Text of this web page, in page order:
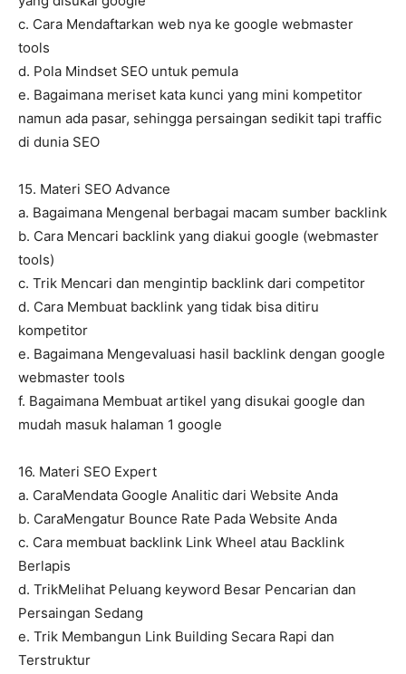
c. Cara Mendaftarkan web nya ke google webmaster
tools
d. Pola Mindset SEO untuk pemula
e. Bagaimana meriset kata kunci yang mini kompetitor
namun ada pasar, sehingga persaingan sedikit tapi traffic
di dunia SEO
15. Materi SEO Advance
a. Bagaimana Mengenal berbagai macam sumber backlink
b. Cara Mencari backlink yang diakui google (webmaster
tools)
c. Trik Mencari dan mengintip backlink dari competitor
d. Cara Membuat backlink yang tidak bisa ditiru
kompetitor
e. Bagaimana Mengevaluasi hasil backlink dengan google
webmaster tools
f. Bagaimana Membuat artikel yang disukai google dan
mudah masuk halaman 1 google
16. Materi SEO Expert
a. CaraMendata Google Analitic dari Website Anda
b. CaraMengatur Bounce Rate Pada Website Anda
c. Cara membuat backlink Link Wheel atau Backlink
Berlapis
d. TrikMelihat Peluang keyword Besar Pencarian dan
Persaingan Sedang
e. Trik Membangun Link Building Secara Rapi dan
Terstruktur